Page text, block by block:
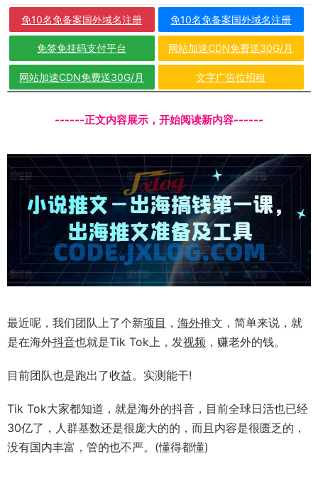
免10名免备案国外域名注册 免10名免备案国外域名注册
免签免挂码支付平台 网站加速CDN免费送30G/月
网站加速CDN免费送30G/月 文字广告位招租
------正文内容展示，开始阅读新内容------
最近呢，我们团队上了个新项目 ， 海外推文，简单来说，就
是在海外抖音也就是Tik Tok上，发视频 ，赚老外的钱。
目前团队也是跑出了收益。实测能干!
Tik Tok大家都知道，就是海外的抖音，目前全球日活也已经
30亿了，人群基数还是很庞大的的，而且内容是很匮乏的，
没有国内丰富，管的也不严。(懂得都懂)